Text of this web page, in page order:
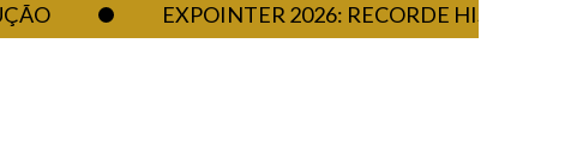
EXPOINTER 2026: RECORDE HISTÓRICO DE